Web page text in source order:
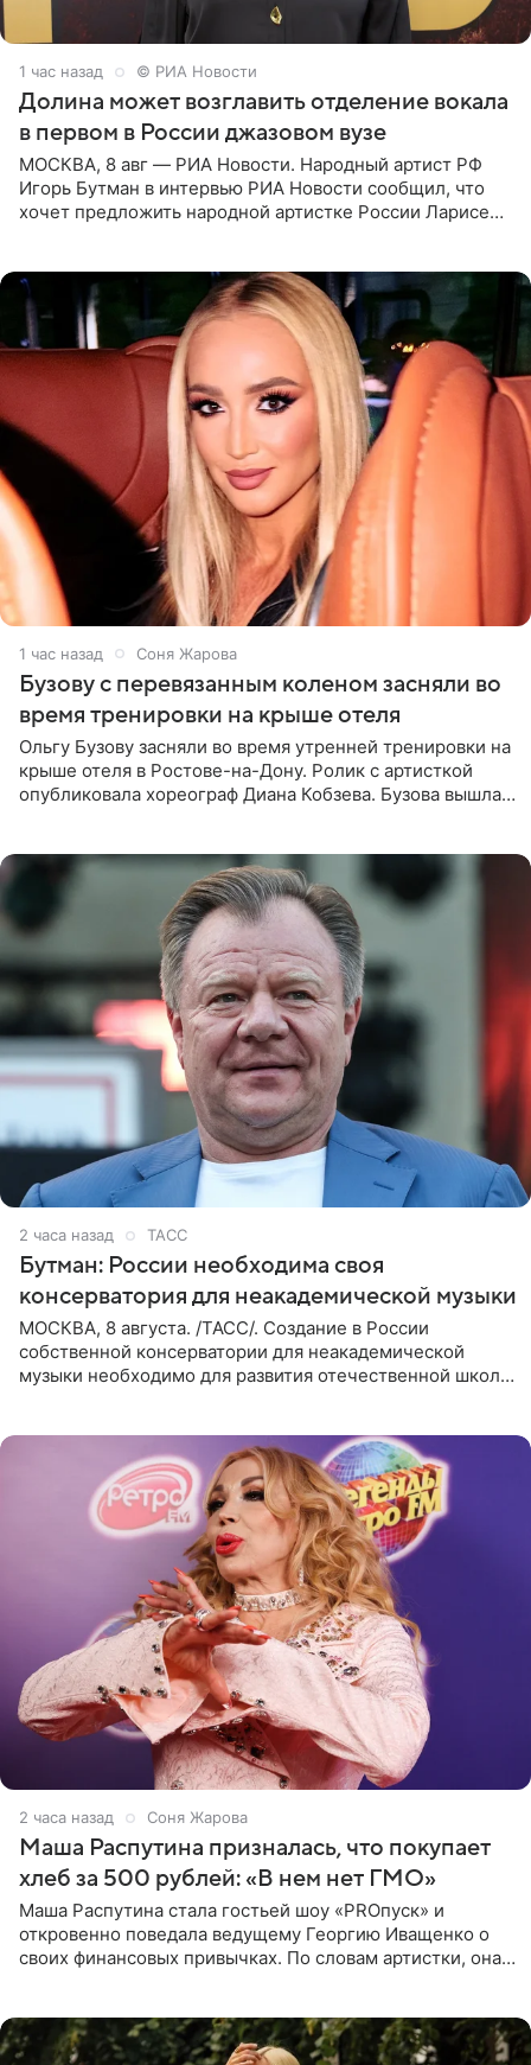
1 час назад © РИА Новости
Долина может возглавить отделение вокала
в первом в России джазовом вузе
МОСКВА, 8 авг — РИА Новости. Народный артист РФ
Игорь Бутман в интервью РИА Новости сообщил, что
хочет предложить народной артистке России Ларисе
1 час назад Соня Жарова
Бузову с перевязанным коленом засняли во
время тренировки на крыше отеля
Ольгу Бузову засняли во время утренней тренировки на
крыше отеля в Ростове-на-Дону. Ролик с артисткой
опубликовала хореограф Диана Кобзева. Бузова вышла
2 часа назад ТАСС
Бутман: России необходима своя
консерватория для неакадемической музыки
МОСКВА, 8 августа. /ТАСС/. Создание в России
собственной консерватории для неакадемической
музыки необходимо для развития отечественной школы
2 часа назад Соня Жарова
Маша Распутина призналась, что покупает
хлеб за 500 рублей: «В нем нет ГМО»
Маша Распутина стала гостьей шоу «PROпуск» и
откровенно поведала ведущему Георгию Иващенко о
своих финансовых привычках. По словам артистки, она